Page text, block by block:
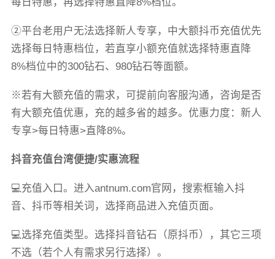
每日特惠，再选择特惠直降8%档位。
②平台老用户无法选择新人专享，中大额抖币充值优先
选择每日特惠档位，若直享小额充值就选择特惠直降
8%档位中的300钻石、980钻石等面额。
※若有大额充值的需求，可提前向客服沟通，咨询是否
有大额充值优惠，充的越多省的越多。优惠力度：新人
专享>每日特惠>直降8%。
抖音充值台湾便捷/实惠流程
💻充值入口。进入antnum.com官网，搜索框输入抖
音、抖币等相关词，选择商品进入充值页面。
💻选择充值类型。选择抖音钻石（原抖币），其它三项
不选（若个人有需求另行选择）。